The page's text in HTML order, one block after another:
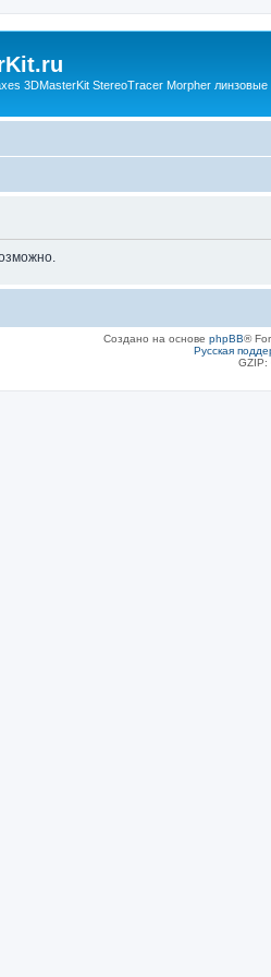
3DMasterKit StereoTracer Morpher линзовые
Создано на основе phpBB®
Русская
GZIP: